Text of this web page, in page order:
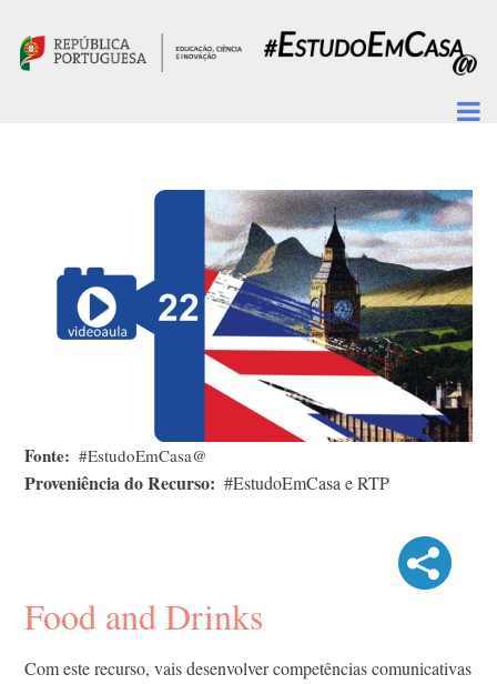
Fonte #EstudoEmCasa@
Proveniência do Recurso #EstudoEmCasa e RTP
Food and Drinks
Com este recurso, vais desenvolver competências comunicativas